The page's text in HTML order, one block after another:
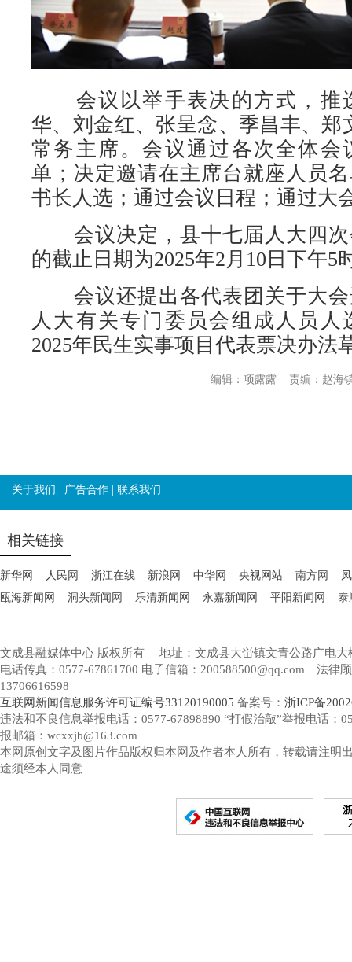
会议以举手表决的方式，推
华、刘金红、张呈念、季昌丰、郑
常务主席。会议通过各次全体会
单；决定邀请在主席台就座人员
书长人选；通过会议日程；通过大
会议决定，县十七届人大四次
的截止日期为2025年2月10日下午5
会议还提出各代表团关于大会
人大有关专门委员会组成人员人
2025年民生实事项目代表票决办法
责编：赵海
编辑：项露露
关于我们 广告合作 联系我们
相关链接
新华网 人民网 浙江在线 新浪网 中华网 央视网站 南方网
瓯海新闻网
洞头新闻网 乐清新闻网 永嘉新闻网 平阳新闻网 泰
文成县融媒体中心 版权所有
地址：文成县大峃镇文青公路广电大
电话传真：0577-67861700 电子信箱：200588500@qq.com 法律
13706616598
互联网新闻信息服务许可证编号33120190005 备案号： 浙ICP备
违法和不良信息举报电话：0577-67898890 “打假治敲”举报电话：
报邮箱：wcxxjb@163.com
本网原创文字及图片作品版权归本网及作者本人所有，转载请注明
途须经本人同意